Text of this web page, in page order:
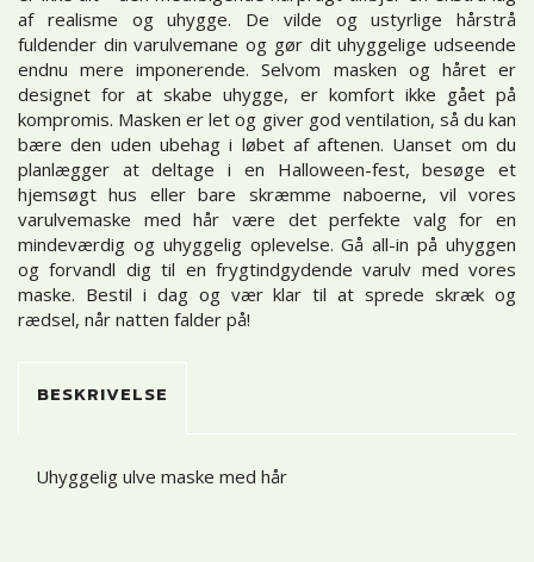
af realisme og uhygge. De vilde og ustyrlige hårstrå
fuldender din varulvemane og gør dit uhyggelige udseende
endnu mere imponerende. Selvom masken og håret er
designet for at skabe uhygge, er komfort ikke gået på
kompromis. Masken er let og giver god ventilation, så du kan
bære den uden ubehag i løbet af aftenen. Uanset om du
planlægger at deltage i en Halloween-fest, besøge et
hjemsøgt hus eller bare skræmme naboerne, vil vores
varulvemaske med hår være det perfekte valg for en
mindeværdig og uhyggelig oplevelse. Gå all-in på uhyggen
og forvandl dig til en frygtindgydende varulv med vores
maske. Bestil i dag og vær klar til at sprede skræk og
rædsel, når natten falder på!
BESKRIVELSE
Uhyggelig ulve maske med hår